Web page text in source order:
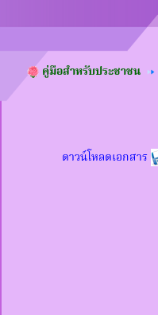
คู่มือสำหรับประชาชน
ดาวน์โหลดเอกสาร